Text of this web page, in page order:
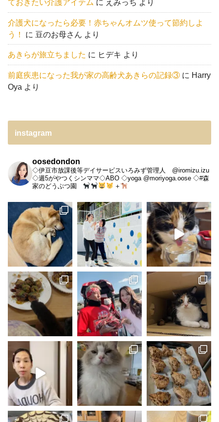
ておきたい介護アイテム に えみっち より
介護犬になったら必要！赤ちゃんオムツ使って節約しよ
う！
に 豆のお母さん より
あきらが旅立ちました に ヒデキ より
前庭疾患になった我が家の高齢犬あきらの記録③ に Harry
Oya より
instagram
oosedondon
◇伊豆市放課後等デイサービスいろみず管理人 @iromizu.izu
◇週5がやつくシンママ◇ABO ◇yoga @moriyoga.oose ◇#森
家のどうぶつ園
＋